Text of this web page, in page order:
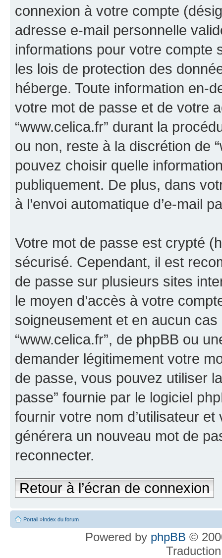
connexion à votre compte
adresse e-mail personnelle
informations pour votre compte
les lois de protection des
héberge. Toute information en-
votre mot de passe et de votre
“www.celica.fr” durant la
ou non, reste à la discrétion de
pouvez choisir quelle
publiquement. De plus, dans
à l’envoi automatique d’e-mail
Votre mot de passe est crypté
sécurisé. Cependant, il est
de passe sur plusieurs sites
le moyen d’accès à votre
soigneusement et en aucun
“www.celica.fr”, de phpBB ou
demander légitimement votre
de passe, vous pouvez utiliser
passe” fournie par le logiciel
fournir votre nom d’utilisateur
générera un nouveau mot de
reconnecter.
Retour à l’écran de connexion
Portail »Index du forum
Powered by phpBB ©